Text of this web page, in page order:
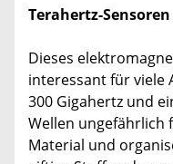
Terahertz-Sensoren
Dieses
interessant für viele
300 Gigahertz und
Wellen ungefährlich
Material und